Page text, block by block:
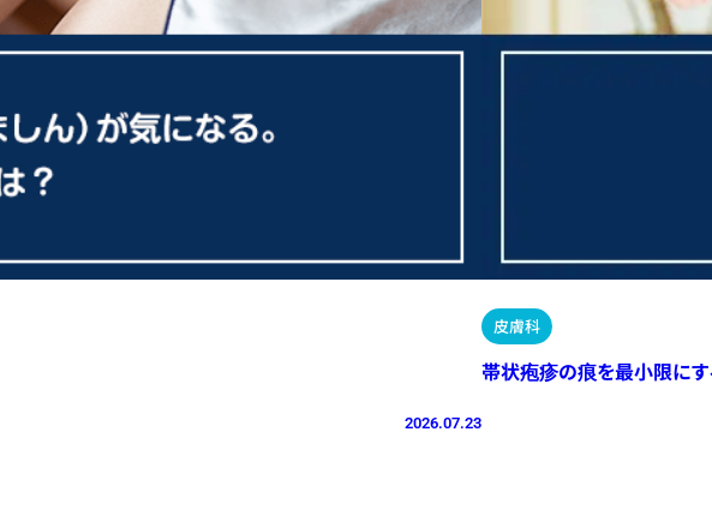
2026.07.23
皮膚科
帯状疱疹の痕を最小限にす